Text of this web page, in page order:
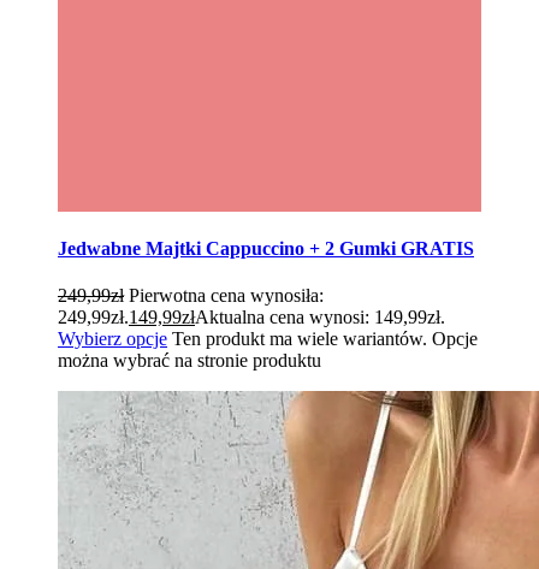
Jedwabne Majtki Cappuccino + 2 Gumki GRATIS
249,99zł Pierwotna cena wynosiła:
249,99zł.149,99złAktualna cena wynosi: 149,99zł.
Wybierz opcje Ten produkt ma wiele wariantów. Opcje
można wybrać na stronie produktu